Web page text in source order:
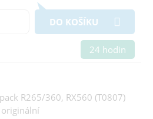
DO KOŠÍKU
24 hodin